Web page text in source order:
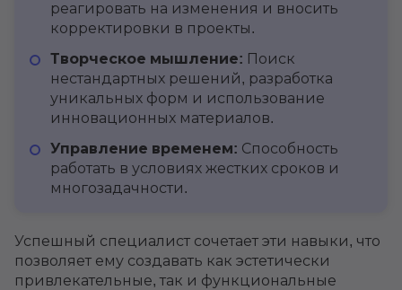
реагировать на изменения и вносить
корректировки в проекты.
Творческое мышление: Поиск
нестандартных решений, разработка
уникальных форм и использование
инновационных материалов.
Управление временем: Способность
работать в условиях жестких сроков и
многозадачности.
Успешный специалист сочетает эти навыки, что
позволяет ему создавать как эстетически
привлекательные, так и функциональные